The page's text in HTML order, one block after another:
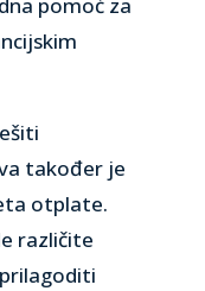
također je
otplate.
različite